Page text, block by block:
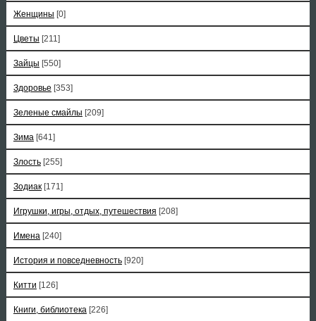
Женщины [0]
Цветы [211]
Зайцы [550]
Здоровье [353]
Зеленые смайлы [209]
Зима [641]
Злость [255]
Зодиак [171]
Игрушки, игры, отдых, путешествия [208]
Имена [240]
История и повседневность [920]
Китти [126]
Книги, библиотека [226]